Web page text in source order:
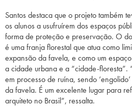
Santos destaca que o projeto também
os alunos a usufruírem dos espaços
forma de proteção e preservação. O
é uma franja florestal que atua como
expansão da favela, e como um
a cidade urbana e a “cidade-floresta”.
em processo de ruína, sendo
da favela. É um excelente lugar para
arquiteto no Brasil”, ressalta.